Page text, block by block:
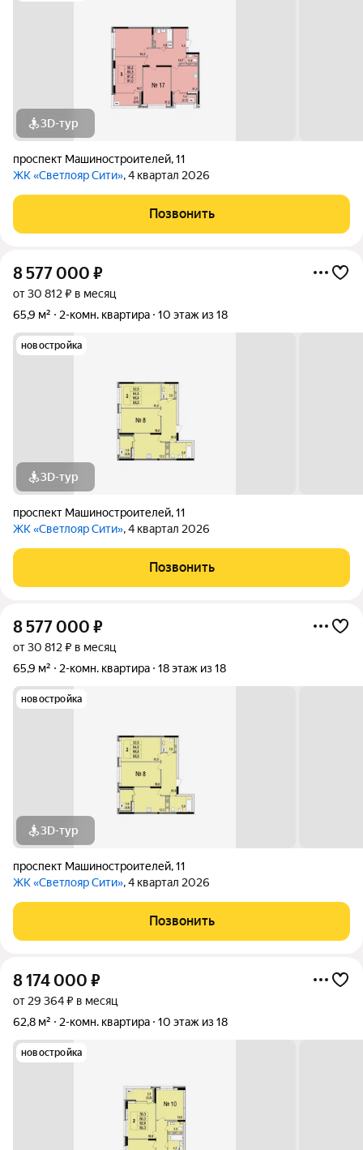
3D-тур
проспект Машиностроителей,11
ЖК «Светлояр Сити», 4 квартал 2026
Позвонить
8 577 000 ₽
от 30 812 ₽ в месяц
65,9 м²
2-комн. квартира 10 этаж из 18
новостройка
3D-тур
проспект Машиностроителей,11
ЖК «Светлояр Сити», 4 квартал 2026
Позвонить
8 577 000 ₽
от 30 812 ₽ в месяц
65,9 м²
2-комн. квартира 18 этаж из 18
новостройка
3D-тур
проспект Машиностроителей,11
ЖК «Светлояр Сити», 4 квартал 2026
Позвонить
8 174 000 ₽
от 29 364 ₽ в месяц
62,8 м²
2-комн. квартира 10 этаж из 18
новостройка